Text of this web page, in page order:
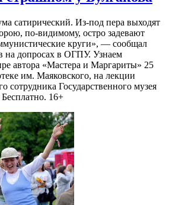
сатирический. Из-под пера выходят
по-видимому, остро задевают
круги», — сообщал
на допросах в ОГПУ. Узнаем
автора «Мастера и Маргариты» 25
им. Маяковского, на лекции
сотрудника Государственного музея
16+